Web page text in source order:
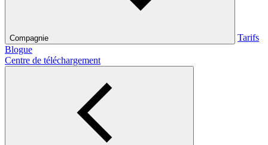
Compagnie
Tarifs
Blogue
Centre de téléchargement